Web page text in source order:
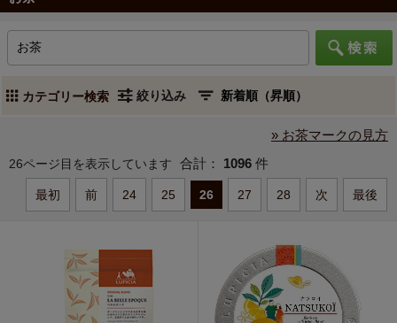
カテゴリー検索 絞り込み
» お茶マークの見方
26ページ目を表示しています 合計： 1096 件
最初 前 24 25 26 27 28 次 最後